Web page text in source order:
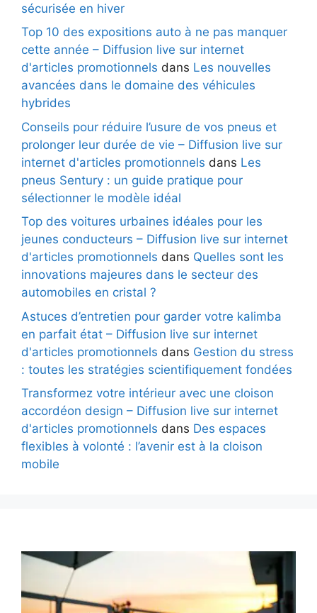
sécurisée en hiver
Top 10 des expositions auto à ne pas manquer
cette année – Diffusion live sur internet
d'articles promotionnels dans Les nouvelles
avancées dans le domaine des véhicules
hybrides
Conseils pour réduire l’usure de vos pneus et
prolonger leur durée de vie – Diffusion live sur
internet d'articles promotionnels dans Les
pneus Sentury : un guide pratique pour
sélectionner le modèle idéal
Top des voitures urbaines idéales pour les
jeunes conducteurs – Diffusion live sur internet
d'articles promotionnels dans Quelles sont les
innovations majeures dans le secteur des
automobiles en cristal ?
Astuces d’entretien pour garder votre kalimba
en parfait état – Diffusion live sur internet
d'articles promotionnels dans Gestion du stress
: toutes les stratégies scientifiquement fondées
Transformez votre intérieur avec une cloison
accordéon design – Diffusion live sur internet
d'articles promotionnels dans Des espaces
flexibles à volonté : l’avenir est à la cloison
mobile